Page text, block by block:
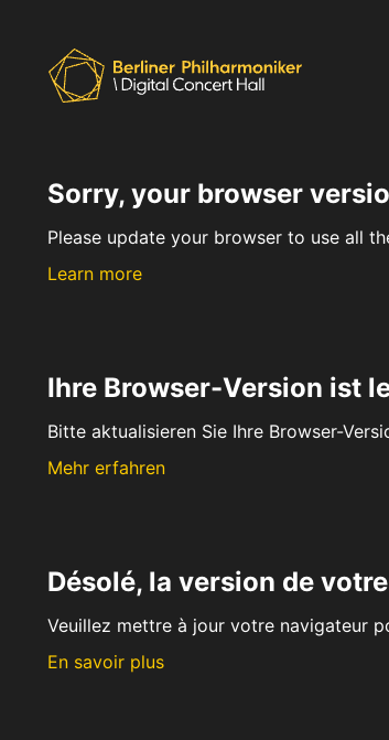
Sorry, your browser
Please update your browser to use all
Learn more
Ihre Browser-Version ist
Bitte aktualisieren Sie Ihre Browser-
Mehr erfahren
Désolé, la version de
Veuillez mettre à jour votre navigateur
En savoir plus